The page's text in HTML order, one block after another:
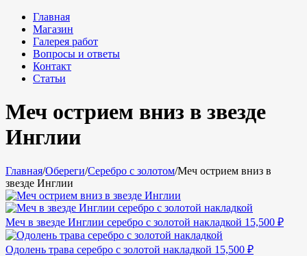
Главная
Магазин
Галерея работ
Вопросы и ответы
Контакт
Статьи
Меч острием вниз в звезде
Инглии
Главная/Обереги/Серебро с золотом/Меч острием вниз в
звезде Инглии
Меч в звезде Инглии серебро с золотой накладкой 15,500 ₽
Одолень трава серебро с золотой накладкой 15,500 ₽